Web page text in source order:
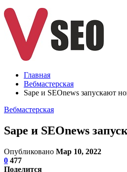
Главная
Вебмастерская
Sape и SEOnews запускают
Вебмастерская
Sape и SEOnews
Опубликовано Мар 10, 2022
0 477
Поделится